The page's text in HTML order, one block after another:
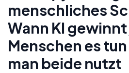
menschliches
Wann KI
Menschen es
man beide nutzt